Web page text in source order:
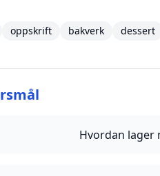
oppskrift bakverk dessert
Hvordan lager